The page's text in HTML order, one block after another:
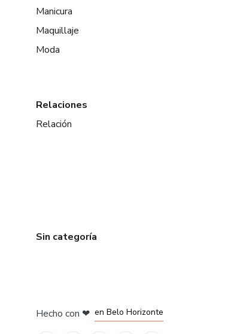
Manicura
Maquillaje
Moda
Relaciones
Relación
Sin categoría
Hecho con ❤ en Belo Horizonte